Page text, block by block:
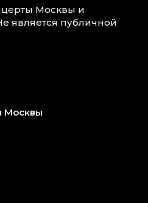
Москвы и
является публичной
Москвы